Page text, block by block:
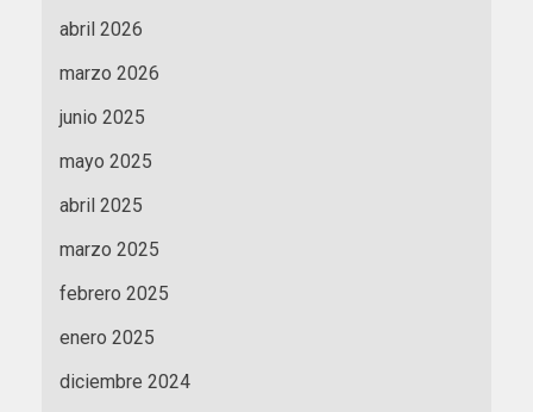
abril 2026
marzo 2026
junio 2025
mayo 2025
abril 2025
marzo 2025
febrero 2025
enero 2025
diciembre 2024